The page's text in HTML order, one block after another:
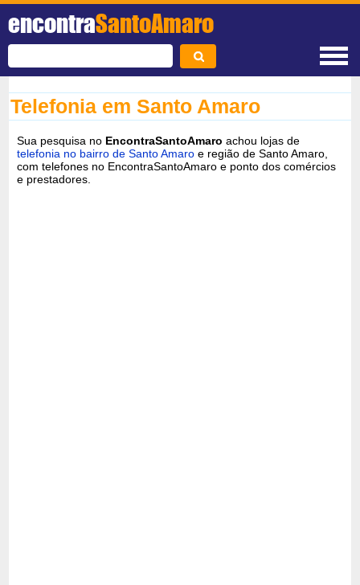
encontraSantoAmaro
Telefonia em Santo Amaro
Sua pesquisa no EncontraSantoAmaro achou lojas de
telefonia no bairro de Santo Amaro e região de Santo Amaro,
com telefones no EncontraSantoAmaro e ponto dos comércios
e prestadores.